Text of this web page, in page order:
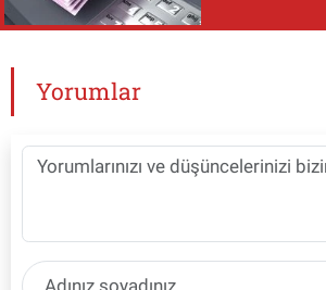
Yorumlar